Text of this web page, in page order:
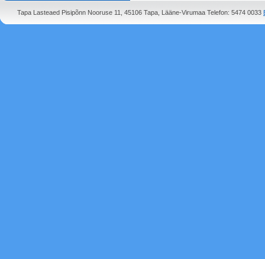
Tapa Lasteaed Pisipõnn Nooruse 11, 45106 Tapa, Lääne-Virumaa Telefon: 5474 0033